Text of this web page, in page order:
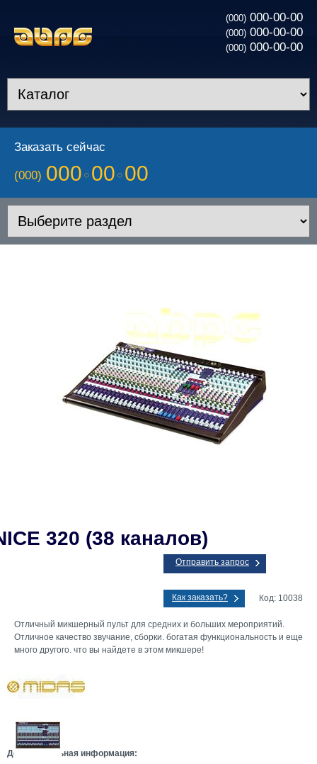
(000) 000-00-00
(000) 000-00-00
(000) 000-00-00
Заказать сейчас
(000) 000 00 00
320 (38 каналов)
Отправить запрос
Как заказать? Код: 10038
Отличный микшерный пульт для средних и больших мероприятий.
Отличное качество звучание, сборки. богатая функциональность и еще
много другого. что вы найдете в этом микшере!
Дополнительная информация: